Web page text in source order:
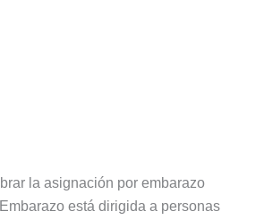
la asignación por embarazo
está dirigida a personas